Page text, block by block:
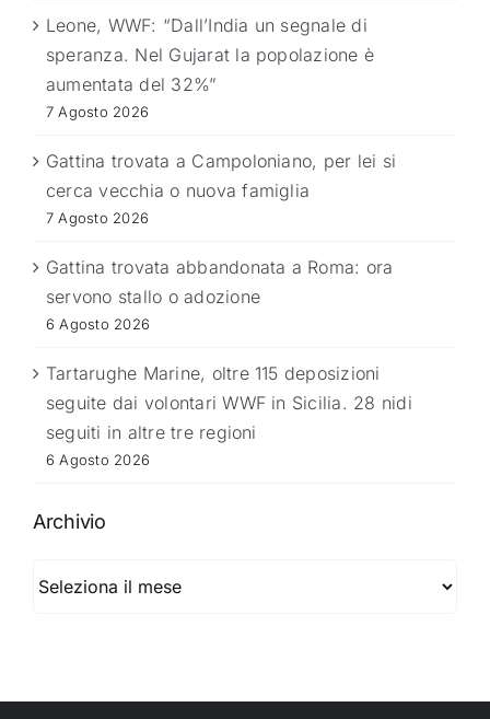
Leone, WWF: “Dall’India un segnale di
speranza. Nel Gujarat la popolazione è
aumentata del 32%”
7 Agosto 2026
Gattina trovata a Campoloniano, per lei si
cerca vecchia o nuova famiglia
7 Agosto 2026
Gattina trovata abbandonata a Roma: ora
servono stallo o adozione
6 Agosto 2026
Tartarughe Marine, oltre 115 deposizioni
seguite dai volontari WWF in Sicilia. 28 nidi
seguiti in altre tre regioni
6 Agosto 2026
Archivio